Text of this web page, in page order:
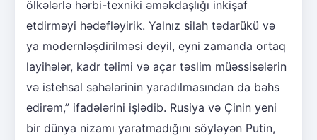
ölkələrlə hərbi-texniki əməkdaşlığı inkişaf
etdirməyi hədəfləyirik. Yalnız silah tədarükü və
ya modernləşdirilməsi deyil, eyni zamanda ortaq
layihələr, kadr təlimi və açar təslim müəssisələrin
və istehsal sahələrinin yaradılmasından da bəhs
edirəm,” ifadələrini işlədib. Rusiya və Çinin yeni
bir dünya nizamı yaratmadığını söyləyən Putin,